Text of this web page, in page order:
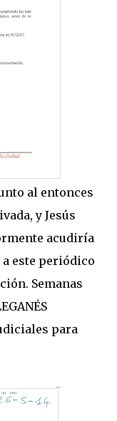
al entonces
y Jesús
acudiría
a este periódico
Semanas
para